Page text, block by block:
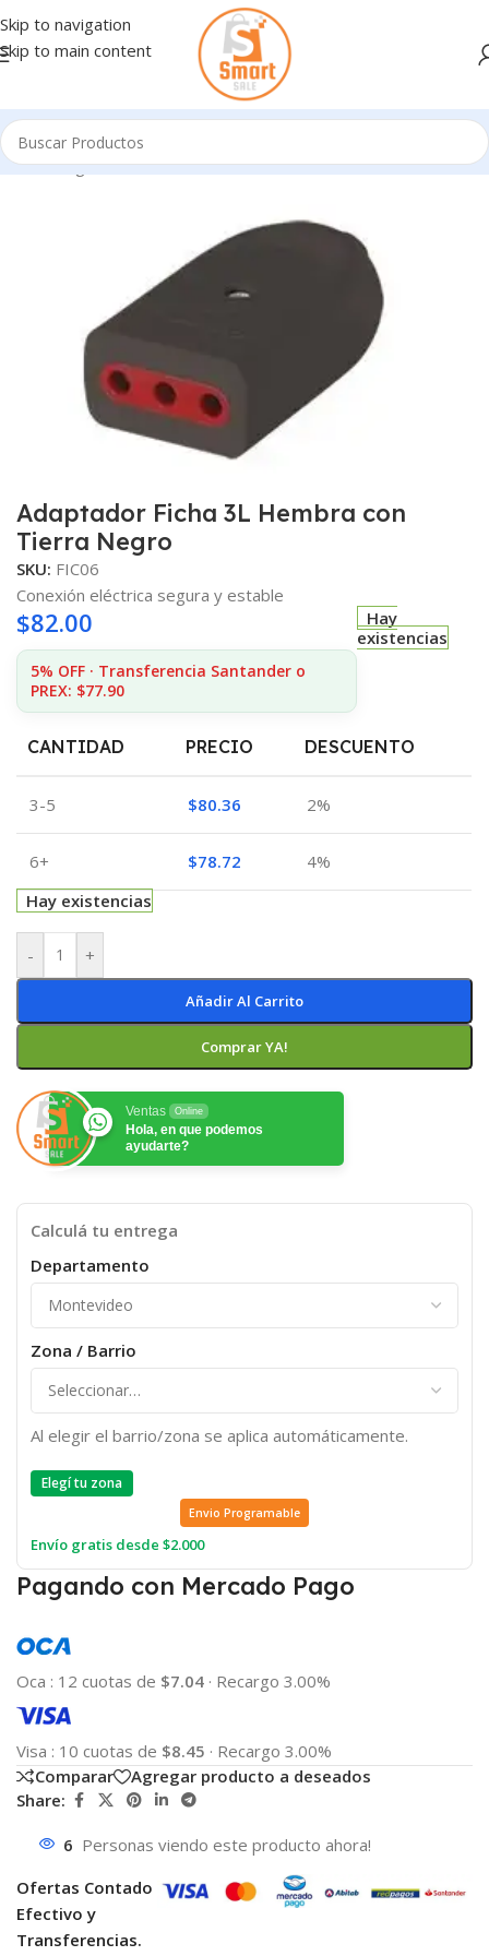
Skip to navigation
Skip to main content
Inicio/Ingresando
Adaptador Ficha 3L Hembra con
Tierra Negro
SKU: FIC06
Conexión eléctrica segura y estable
$82.00
5% OFF · Transferencia Santander o
PREX: $77.90
Hay
existencias
CANTIDAD PRECIO DESCUENTO
3-5 $80.36 2%
6+ $78.72
4%
Hay existencias
- +
Añadir Al Carrito
Comprar YA!
Ventas Online
Hola, en que podemos
ayudarte?
Calculá tu entrega
Departamento
Zona / Barrio
Al elegir el barrio/zona se aplica automáticamente.
Elegí tu zona
Envio Programable
Envío gratis desde $2.000
Pagando con Mercado Pago
Oca : 12 cuotas de $7.04 · Recargo 3.00%
Visa : 10 cuotas de $8.45 · Recargo 3.00%
Comparar
Agregar producto a deseados
Share:
6 Personas viendo este producto ahora!
Ofertas Contado
Efectivo y
Transferencias.